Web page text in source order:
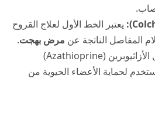
يعتبر الخط الأول لعلاج القروح
المفاصل الناتجة عن مرض بهجت.
مثل الأزاثيوبرين (Azathioprine)
لحماية الأعضاء الحيوية من